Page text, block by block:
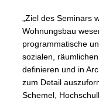
„Ziel des Seminars
Wohnungsbau
programmatische
sozialen,
definieren und in
zum Detail
Schemel,